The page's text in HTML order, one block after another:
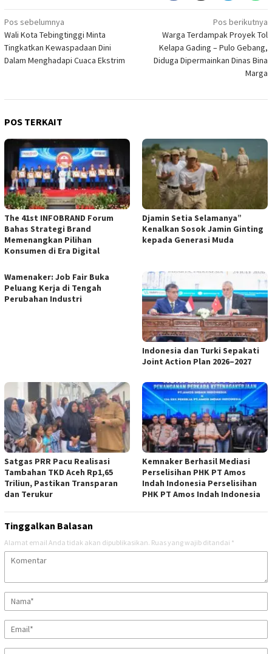
Navigasi
pos
Pos sebelumnya
Wali Kota Tebingtinggi Minta
Tingkatkan Kewaspadaan Dini
Dalam Menghadapi Cuaca Ekstrim
Pos berikutnya
Warga Terdampak Proyek Tol
Kelapa Gading – Pulo Gebang,
Diduga Dipermainkan Dinas Bina
Marga
POS TERKAIT
The 41st INFOBRAND Forum
Bahas Strategi Brand
Memenangkan Pilihan
Konsumen di Era Digital
Djamin Setia Selamanya”
Kenalkan Sosok Jamin Ginting
kepada Generasi Muda
Wamenaker: Job Fair Buka
Peluang Kerja di Tengah
Perubahan Industri
Indonesia dan Turki Sepakati
Joint Action Plan 2026–2027
Satgas PRR Pacu Realisasi
Tambahan TKD Aceh Rp1,65
Triliun, Pastikan Transparan
dan Terukur
Kemnaker Berhasil Mediasi
Perselisihan PHK PT Amos
Indah Indonesia Perselisihan
PHK PT Amos Indah Indonesia
Tinggalkan Balasan
Alamat email Anda tidak akan dipublikasikan. Ruas yang wajib ditandai *